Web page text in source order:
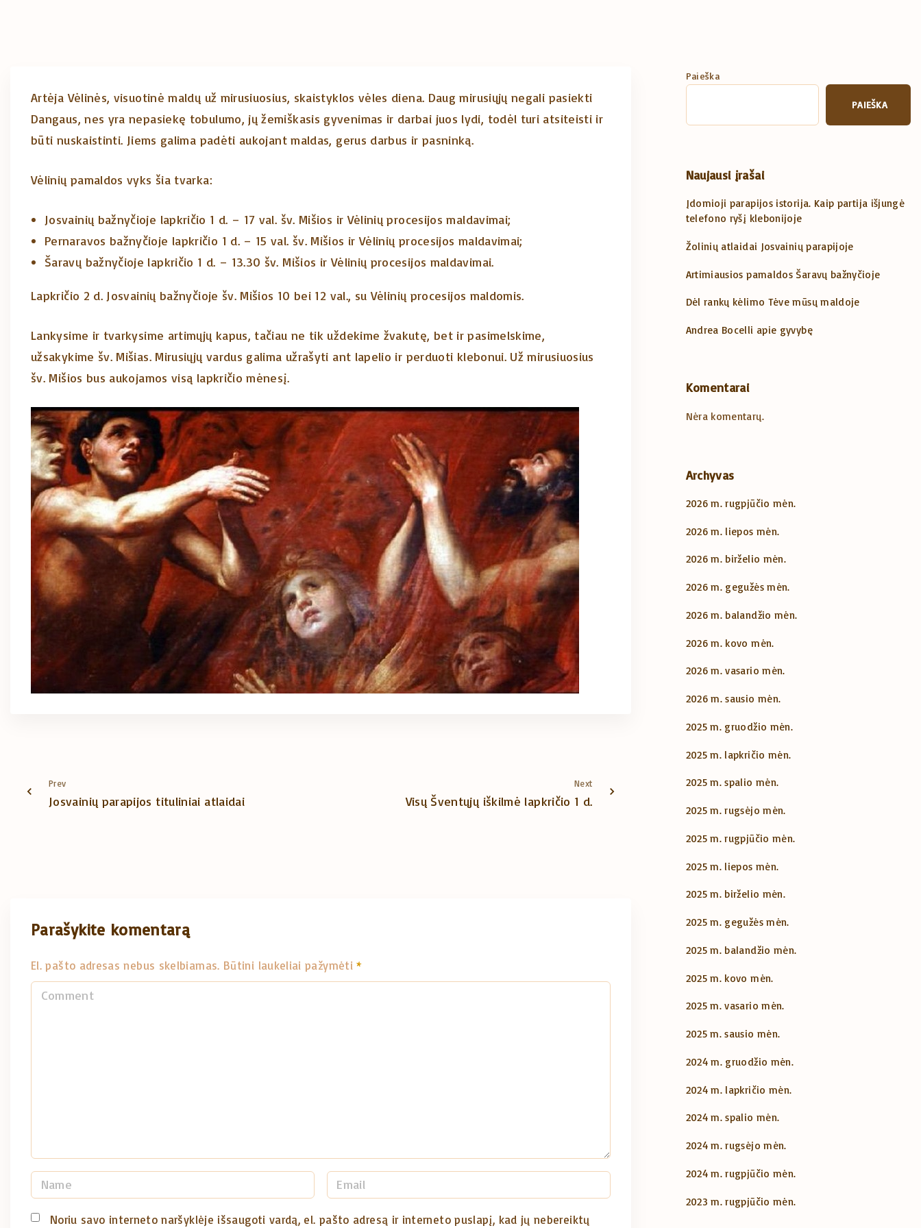
Artėja Vėlinės, visuotinė maldų už mirusiuosius, skaistyklos vėles diena. Daug mirusiųjų negali pasiekti
Dangaus, nes yra nepasiekę tobulumo, jų žemiškasis gyvenimas ir darbai juos lydi, todėl turi atsiteisti ir
būti nuskaistinti. Jiems galima padėti aukojant maldas, gerus darbus ir pasninką.
Vėlinių pamaldos vyks šia tvarka:
Josvainių bažnyčioje lapkričio 1 d. – 17 val. šv. Mišios ir Vėlinių procesijos maldavimai;
Pernaravos bažnyčioje lapkričio 1 d. – 15 val. šv. Mišios ir Vėlinių procesijos maldavimai;
Šaravų bažnyčioje lapkričio 1 d. – 13.30 šv. Mišios ir Vėlinių procesijos maldavimai.
Lapkričio 2 d. Josvainių bažnyčioje šv. Mišios 10 bei 12 val., su Vėlinių procesijos maldomis.
Lankysime ir tvarkysime artimųjų kapus, tačiau ne tik uždekime žvakutę, bet ir pasimelskime,
užsakykime šv. Mišias. Mirusiųjų vardus galima užrašyti ant lapelio ir perduoti klebonui. Už mirusiuosius
šv. Mišios bus aukojamos visą lapkričio mėnesį.
Prev
Josvainių parapijos tituliniai atlaidai
Next
Visų Šventųjų iškilmė lapkričio 1 d.
Parašykite komentarą
El. pašto adresas nebus skelbiamas. Būtini laukeliai pažymėti*
a
m
m
a
Noriu savo interneto naršyklėje išsaugoti vardą, el. pašto adresą ir interneto puslapį, kad jų nebereiktų
Paieška
PAIEŠKA
Naujausi įrašai
Įdomioji parapijos istorija. Kaip partija išjungė
telefono ryšį klebonijoje
Žolinių atlaidai Josvainių parapijoje
Artimiausios pamaldos Šaravų bažnyčioje
Dėl rankų kėlimo Tėve mūsų maldoje
Andrea Bocelli apie gyvybę
Komentarai
Nėra komentarų.
Archyvas
2026 m. rugpjūčio mėn.
2026 m. liepos mėn.
2026 m. birželio mėn.
2026 m. gegužės mėn.
2026 m. balandžio mėn.
2026 m. kovo mėn.
2026 m. vasario mėn.
2026 m. sausio mėn.
2025 m. gruodžio mėn.
2025 m. lapkričio mėn.
2025 m. spalio mėn.
2025 m. rugsėjo mėn.
2025 m. rugpjūčio mėn.
2025 m. liepos mėn.
2025 m. birželio mėn.
2025 m. gegužės mėn.
2025 m. balandžio mėn.
2025 m. kovo mėn.
2025 m. vasario mėn.
2025 m. sausio mėn.
2024 m. gruodžio mėn.
2024 m. lapkričio mėn.
2024 m. spalio mėn.
2024 m. rugsėjo mėn.
2024 m. rugpjūčio mėn.
2023 m. rugpjūčio mėn.